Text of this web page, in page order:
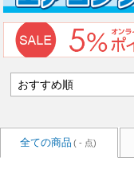
全ての商品 ( - 点)